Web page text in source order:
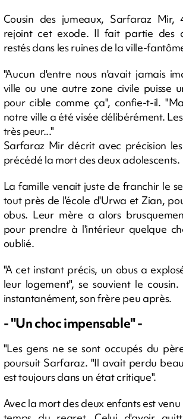
Cousin des jumeaux, Sarfaraz Mir,
rejoint cet exode. Il fait partie des
restés dans les ruines de la ville-
"Aucun d'entre nous n'avait jamais
ville ou une autre zone civile puisse
pour cible comme ça", confie-t-il.
notre ville a été visée délibérément.
très peur..."
Sarfaraz Mir décrit avec précision
précédé la mort des deux adolescents.
La famille venait juste de franchir le
tout près de l'école d'Urwa et Zian,
obus. Leur mère a alors
pour prendre à l'intérieur quelque
oublié.
"A cet instant précis, un obus a
leur logement", se souvient le
instantanément, son frère peu après.
- "Un choc impensable" -
"Les gens ne se sont occupés du
poursuit Sarfaraz. "Il avait perdu
est toujours dans un état critique".
Avec la mort des deux enfants est